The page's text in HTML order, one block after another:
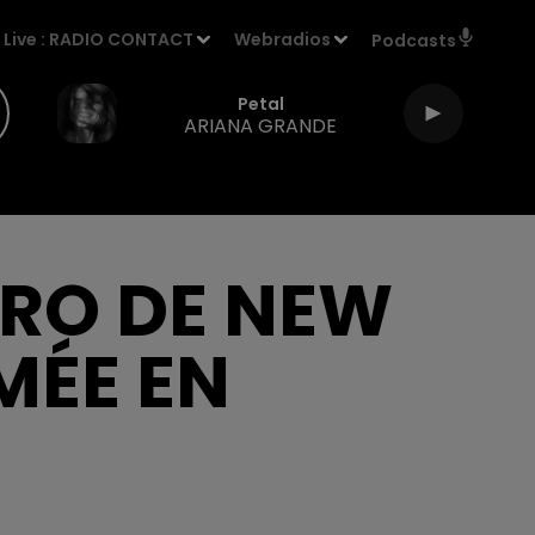
Live : RADIO CONTACT Webradios Podcasts
Petal
ARIANA GRANDE
DE NEW
EN